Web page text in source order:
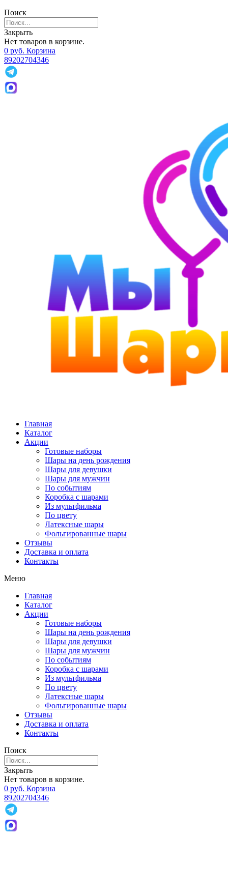
Поиск
Закрыть
Нет товаров в корзине.
0 руб. Корзина
89202704346
Главная
Каталог
Акции
Готовые наборы
Шары на день рождения
Шары для девушки
Шары для мужчин
По событиям
Коробка с шарами
Из мультфильма
По цвету
Латексные шары
Фольгированные шары
Отзывы
Доставка и оплата
Контакты
Меню
Главная
Каталог
Акции
Готовые наборы
Шары на день рождения
Шары для девушки
Шары для мужчин
По событиям
Коробка с шарами
Из мультфильма
По цвету
Латексные шары
Фольгированные шары
Отзывы
Доставка и оплата
Контакты
Поиск
Закрыть
Нет товаров в корзине.
0 руб. Корзина
89202704346